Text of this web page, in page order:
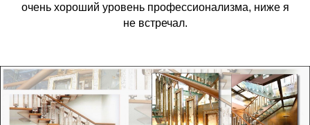
очень хороший уровень профессионализма, ниже я
не встречал.